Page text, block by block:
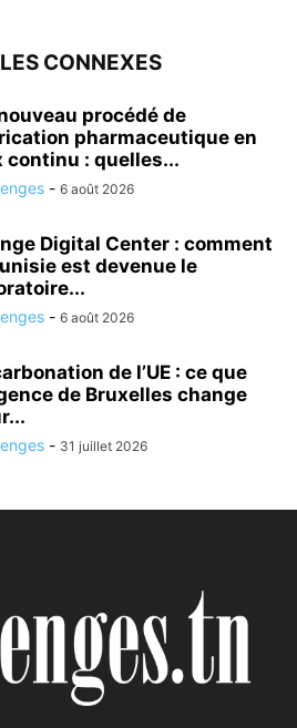
CONNEXES
procédé de
pharmaceutique en
continu : quelles...
- 6 août 2026
Digital Center : comment
est devenue le
- 6 août 2026
de l’UE : ce que
de Bruxelles change
- 31 juillet 2026